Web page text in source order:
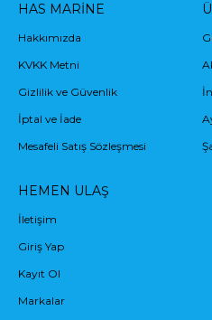
HAS MARINE
Hakkımızda
KVKK Metni
Gizlilik ve Güvenlik
İptal ve İade
Mesafeli Satış Sözleşmesi
HEMEN ULAŞ
İletişim
Giriş Yap
Kayıt Ol
Markalar